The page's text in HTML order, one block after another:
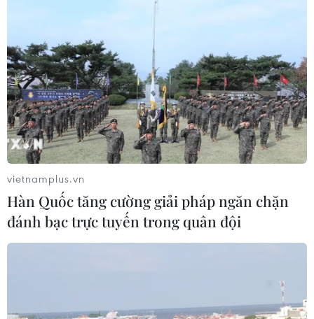
vietnamplus.vn
Hàn Quốc tăng cường giải pháp ngăn chặn
đánh bạc trực tuyến trong quân đội